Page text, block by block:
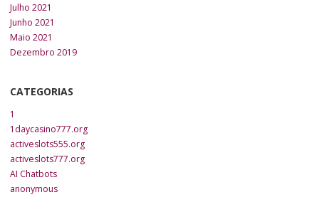
Julho 2021
Junho 2021
Maio 2021
Dezembro 2019
CATEGORIAS
1
1daycasino777.org
activeslots555.org
activeslots777.org
AI Chatbots
anonymous